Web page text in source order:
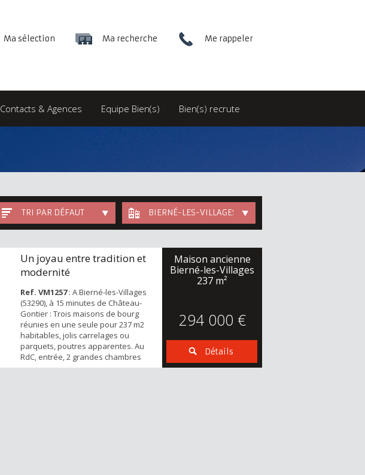
Me rappeler
Ma recherche
Ma sélection
Contacts & Agences Equipe Bien(s) Bien(s) recrute
TRI PAR DÉFAUT BIERNÉ-LES-VILLAGES
Un joyau entre tradition et
modernité
Ref. VM1257: A Bierné-les-Villages
(53290), à 15 minutes de Château-
Gontier : Trois maisons de bourg
réunies en une seule pour 237 m2
habitables, jolis carrelages ou
parquets, poutres apparentes. Au
RdC, entrée, 2 grandes chambres
avec sdb, 2 salons en enfilade,
Maison ancienne
Bierné-les-Villages
237 m²
294 000 €
Détails